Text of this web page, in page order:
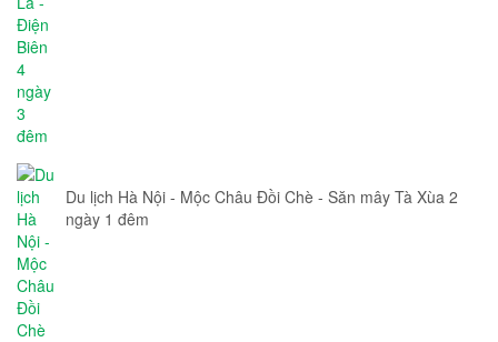
Du lịch Hà Nội - Mộc Châu Đồi Chè - Săn mây Tà Xùa 2
ngày 1 đêm